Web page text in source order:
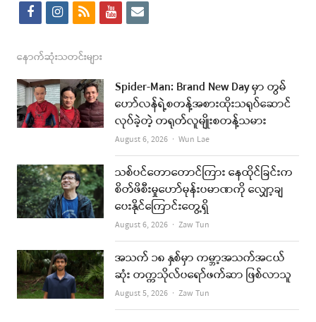
f
c
e
b
o
k
i
s
t
a
g
a
m
r
s
y
t
u
b
e
e
i
l
နောက်ဆုံးသတင်းများ
Spider-Man: Brand New Day မှာ တွမ်
ဟော်လန်ရဲ့စတန့်အစားထိုးသရုပ်ဆောင်
လုပ်ခဲ့တဲ့ တရုတ်လူမျိုးစတန့်သမား
August 6, 2026 Author
Wun Lae
သစ်ပင်တောတောင်ကြား နေထိုင်ခြင်းက
စိတ်ဖိစီးမှုဟော်မုန်းပမာဏကို လျှော့ချ
ပေးနိုင်ကြောင်းတွေ့ရှိ
August 6, 2026 Author
Zaw Tun
အသက် ၁၈ နှစ်မှာ ကမ္ဘာ့အသက်အငယ်
ဆုံး တက္ကသိုလ်ပရော်ဖက်ဆာ ဖြစ်လာသူ
August 5, 2026 Author
Zaw Tun